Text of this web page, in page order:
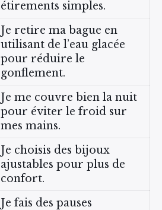
étirements simples.
Je retire ma bague en
utilisant de l’eau glacée
pour réduire le
gonflement.
Je me couvre bien la nuit
pour éviter le froid sur
mes mains.
Je choisis des bijoux
ajustables pour plus de
confort.
Je fais des pauses